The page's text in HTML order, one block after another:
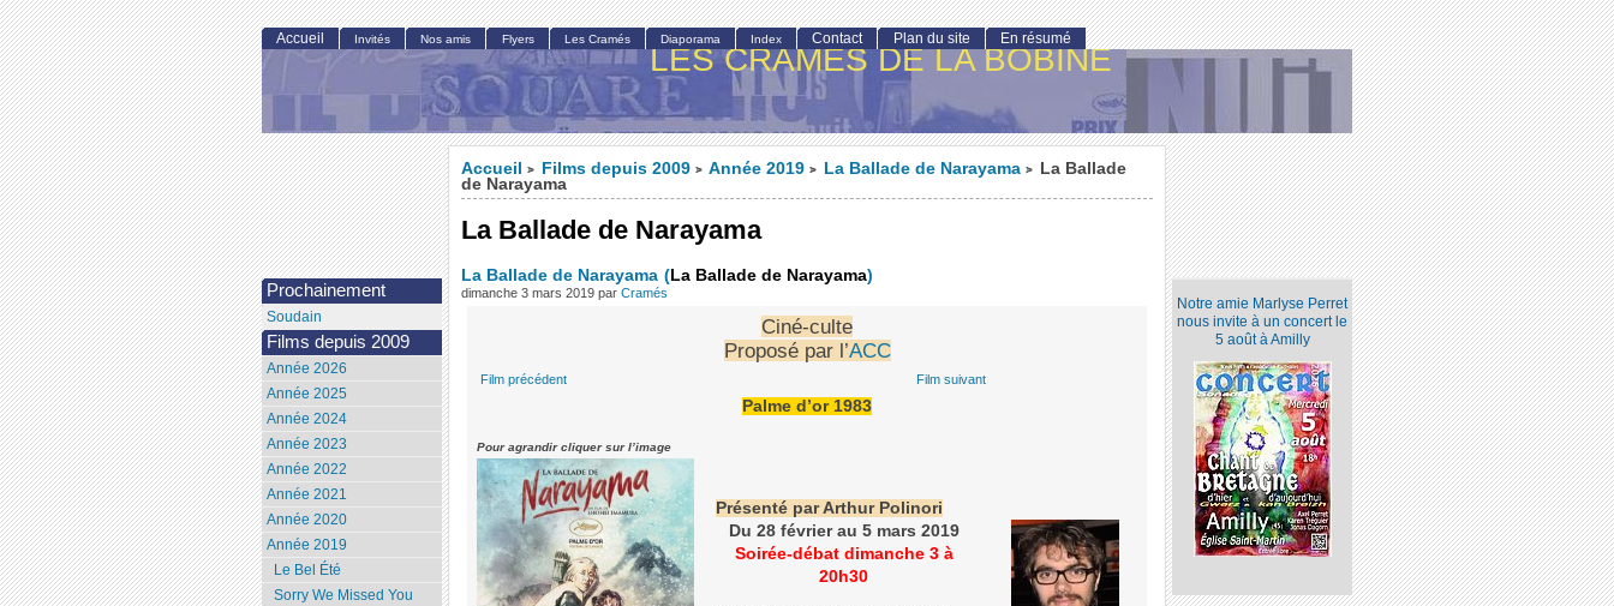
LES CRAMÉS DE LA BOBINE
Accueil > Films depuis 2009 > Année 2019 > La Ballade de Narayama >
La Ballade
de Narayama
La Ballade de Narayama
La Ballade de Narayama (La Ballade de Narayama)
dimanche 3 mars 2019 par Cramés
Ciné-culte
Proposé par l’ACC
Film précédent Film suivant
Palme d’or 1983
Pour agrandir cliquer sur l’image
Présenté par Arthur Polinori
Du 28 février au 5 mars 2019
Soirée-débat dimanche 3 à
20h30
Notre amie Marlyse Perret
nous invite à un concert le
5 août à Amilly
Accueil Invités Nos amis Flyers Les Cramés Diaporama Index Contact Plan du site En résumé
Prochainement
Soudain
Films depuis 2009
Année 2026
Année 2025
Année 2024
Année 2023
Année 2022
Année 2021
Année 2020
Année 2019
Le Bel Été
Sorry We Missed You